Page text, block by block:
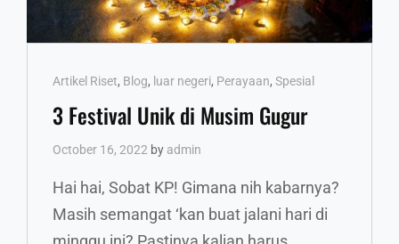
Cat
Links
Artikel Riset, Blog, luar negeri, Perayaan, Spesial
3 Festival Unik di Musim Gugur
October 16, 2022 by admin
Hai hai, Sobat KP! Gimana nih kabarnya?
Masih semangat ‘kan buat jalani hari di